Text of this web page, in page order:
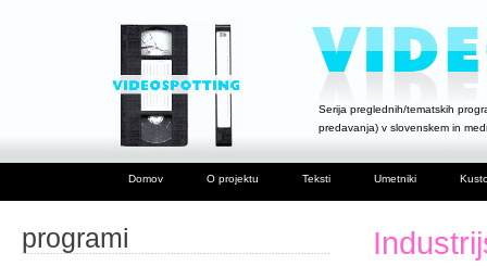
Serija preglednih/tematskih
predavanja) v slovenskem in
Domov O projektu Teksti Umetniki
programi